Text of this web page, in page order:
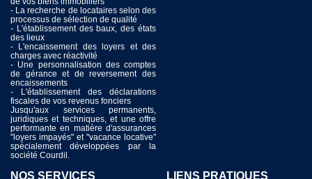
- La recherche de locataires selon des
processus de sélection de qualité
- L'établissement des baux, des états
des lieux
- L'encaissement des loyers et des
charges avec réactivité
- Une personnalisation des comptes
de gérance et de reversement des
encaissements
- L'établissement des déclarations
fiscales de vos revenus fonciers
Jusqu'aux services permanents,
juridiques et techniques, et une offre
performante en matière d'assurances
"loyers impayés" et "vacance locative"
spécialement développées par la
société Courdil.
Pour la location, sa connaissance du
marché vous permettra de recevoir les
meilleurs conseils et de consulter son
très important catalogue de biens
exclusifs.
Nous nous ferons un plaisir de
répondre à vos questions et de vous
apporter les meilleures solutions pour
mener à bien vos intentions.
NOS SERVICES LIENS PRATIQUES